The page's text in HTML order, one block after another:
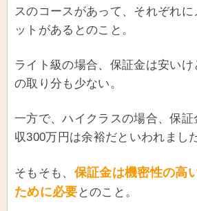
スのコースがあって、それぞれに
ットがあるとのこと。
ライト級の場合、保証金は安い
の取り分も少ない。
一方で、ハイクラスの場合、保証
収300万円は余裕だといわれまし
そもそも、 保証金は機密性の高
ために必要 とのこと。